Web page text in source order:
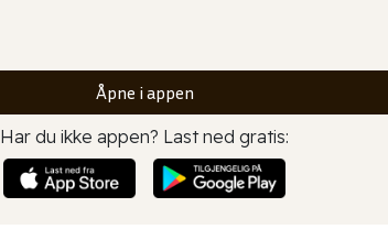
Åpne i appen
Har du ikke appen? Last ned gratis: